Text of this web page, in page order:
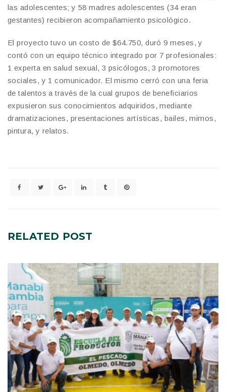
las adolescentes; y 58 madres adolescentes (34 eran
gestantes) recibieron acompañamiento psicológico.
El proyecto tuvo un costo de $64.750, duró 9 meses, y
contó con un equipo técnico integrado por 7 profesionales:
1 experta en salud sexual, 3 psicólogos, 3 promotores
sociales, y 1 comunicador. El mismo cerró con una feria
de talentos a través de la cual grupos de beneficiarios
expusieron sus conocimientos adquiridos, mediante
dramatizaciones, presentaciones artísticas, bailes, mimos,
pintura, y relatos.
RELATED POST